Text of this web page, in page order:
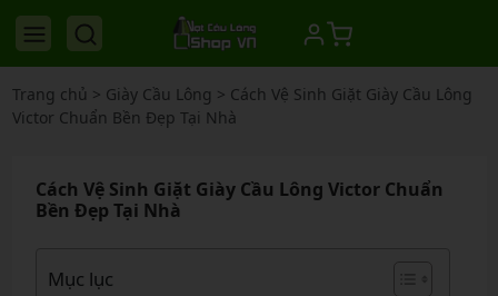
Trang chủ > Giày Cầu Lông > Cách Vệ Sinh Giặt Giày Cầu Lông
Victor Chuẩn Bền Đẹp Tại Nhà
Cách Vệ Sinh Giặt Giày Cầu Lông Victor Chuẩn
Bền Đẹp Tại Nhà
Mục lục